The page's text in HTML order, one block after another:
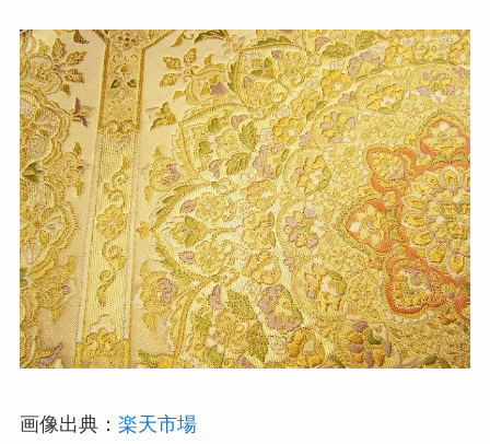
画像出典： 楽天市場